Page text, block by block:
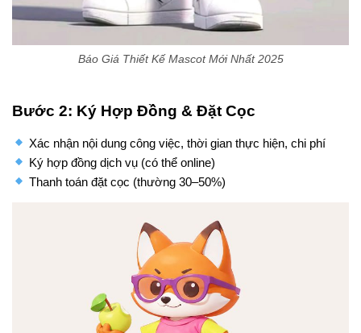
Báo Giá Thiết Kế Mascot Mới Nhất 2025
Bước 2: Ký Hợp Đồng & Đặt Cọc
Xác nhận nội dung công việc, thời gian thực hiện, chi phí
Ký hợp đồng dịch vụ (có thể online)
Thanh toán đặt cọc (thường 30–50%)